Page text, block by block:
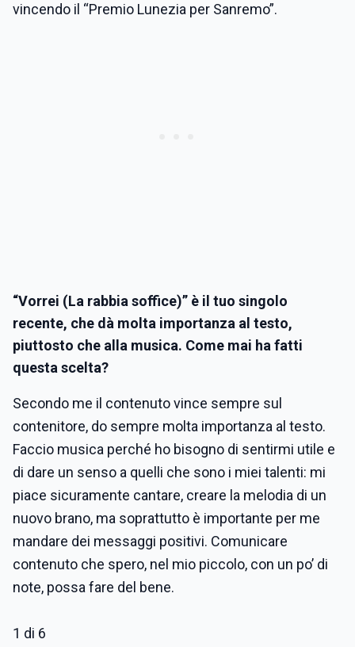
vincendo il “Premio Lunezia per Sanremo”.
“Vorrei (La rabbia soffice)” è il tuo singolo
recente, che dà molta importanza al testo,
piuttosto che alla musica. Come mai ha fatti
questa scelta?
Secondo me il contenuto vince sempre sul
contenitore, do sempre molta importanza al testo.
Faccio musica perché ho bisogno di sentirmi utile e
di dare un senso a quelli che sono i miei talenti: mi
piace sicuramente cantare, creare la melodia di un
nuovo brano, ma soprattutto è importante per me
mandare dei messaggi positivi. Comunicare
contenuto che spero, nel mio piccolo, con un po’ di
note, possa fare del bene.
1 di 6